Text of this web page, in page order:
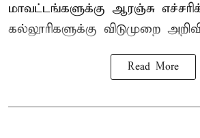
மாவட்டங்களுக்கு ஆரஞ்சு
கல்லூரிகளுக்கு விடுமுறை
Read More